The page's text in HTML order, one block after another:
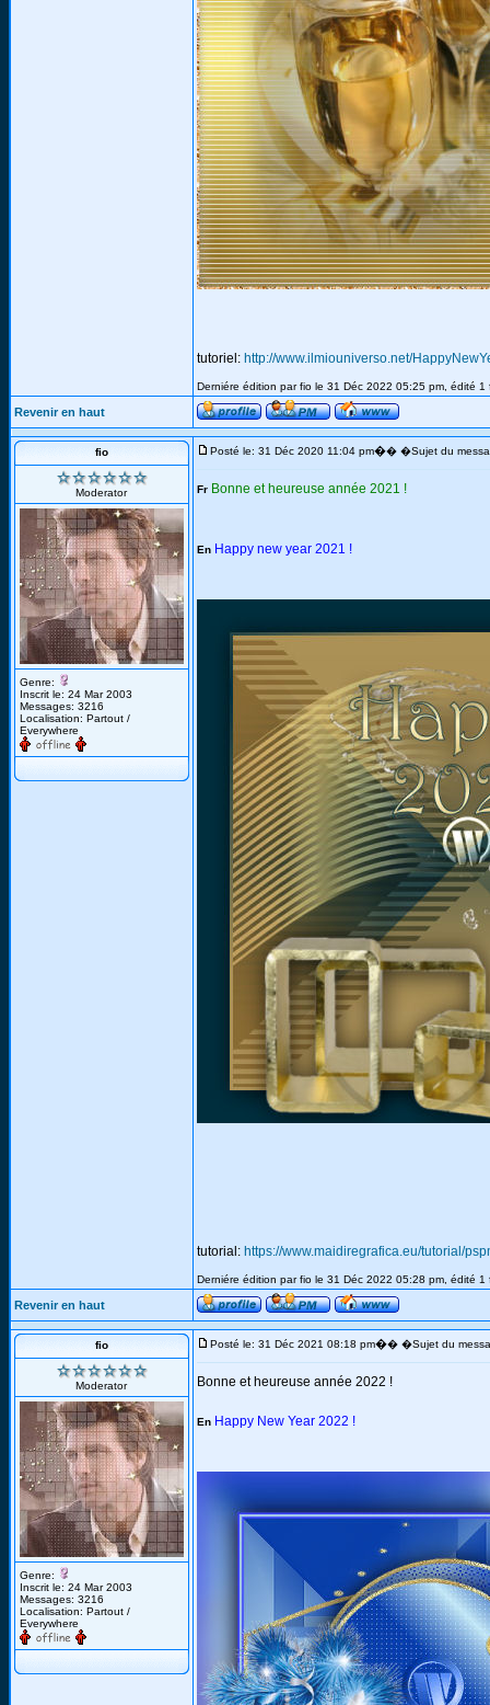
tutoriel: http://www.ilmiouniverso.net/
Derniére édition par fio le 31 Déc 2022 05:25 pm, édité 1
Revenir en haut
fio
Moderator
Genre:
Inscrit le: 24 Mar 2003
Messages: 3216
Localisation: Partout /
Everywhere
Posté le: 31 Déc 2020 11:04 pm�� �Sujet du
Fr Bonne et heureuse année 2021 !
En Happy new year 2021 !
tutorial: https://www.maidiregrafica.eu/tutorial/
Derniére édition par fio le 31 Déc 2022 05:28 pm, édité 1
Revenir en haut
fio
Moderator
Genre:
Inscrit le: 24 Mar 2003
Messages: 3216
Localisation: Partout /
Everywhere
Posté le: 31 Déc 2021 08:18 pm�� �Sujet du
Bonne et heureuse année 2022 !
En Happy New Year 2022 !